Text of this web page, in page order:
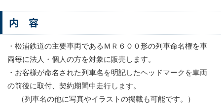
内 容
・松浦鉄道の主要車両であるＭＲ６００形の列車命名権を車
両毎に法人・個人の方を対象に販売します。
・お客様が命名された列車名を明記したヘッドマークを車両
の前後に取付、契約期間中走行します。
（列車名の他に写真やイラストの掲載も可能です。）